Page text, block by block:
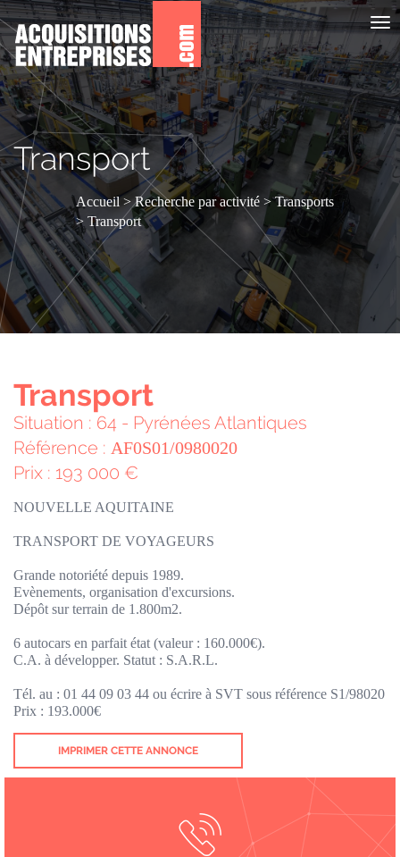
le
Transport
Accueil Recherche par activité
Transports
Transport
Transport
Situation : 64 - Pyrénées Atlantiques
Référence : AF0S01/0980020
Prix : 193 000 €
NOUVELLE AQUITAINE
TRANSPORT DE VOYAGEURS
Grande notoriété depuis 1989.
Evènements, organisation d'excursions.
Dépôt sur terrain de 1.800m2.
6 autocars en parfait état (valeur : 160.000€).
C.A. à développer. Statut : S.A.R.L.
Tél. au : 01 44 09 03 44 ou écrire à SVT sous référence S1/98020
Prix : 193.000€
IMPRIMER CETTE ANNONCE